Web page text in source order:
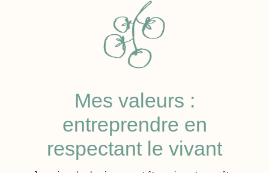
Mes valeurs :
entreprendre en
respectant le vivant